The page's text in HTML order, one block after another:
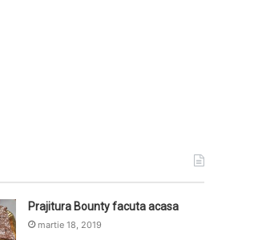
Prajitura Bounty facuta acasa
martie 18, 2019